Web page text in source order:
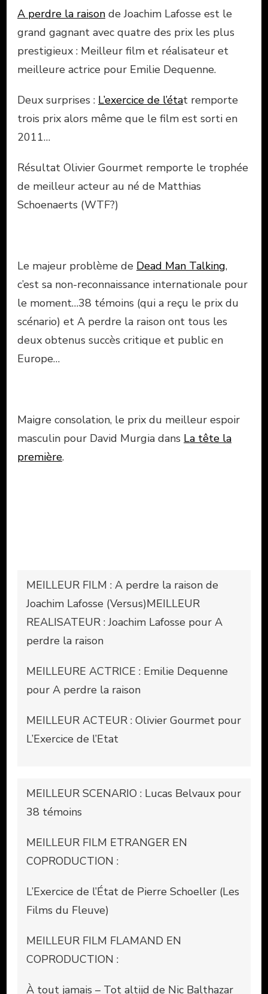
A perdre la raison de Joachim Lafosse est le
grand gagnant avec quatre des prix les plus
prestigieux : Meilleur film et réalisateur et
meilleure actrice pour Emilie Dequenne.
Deux surprises : L’exercice de l’état remporte
trois prix alors même que le film est sorti en
2011…
Résultat Olivier Gourmet remporte le trophée
de meilleur acteur au né de Matthias
Schoenaerts (WTF?)
Le majeur problème de Dead Man Talking,
c’est sa non-reconnaissance internationale pour
le moment…38 témoins (qui a reçu le prix du
scénario) et A perdre la raison ont tous les
deux obtenus succès critique et public en
Europe…
Maigre consolation, le prix du meilleur espoir
masculin pour David Murgia dans La tête la
première.
MEILLEUR FILM : A perdre la raison de
Joachim Lafosse (Versus)MEILLEUR
REALISATEUR : Joachim Lafosse pour A
perdre la raison
MEILLEURE ACTRICE : Emilie Dequenne
pour A perdre la raison
MEILLEUR ACTEUR : Olivier Gourmet pour
L’Exercice de l’Etat
MEILLEUR SCENARIO : Lucas Belvaux pour
38 témoins
MEILLEUR FILM ETRANGER EN
COPRODUCTION :
L’Exercice de l’État de Pierre Schoeller (Les
Films du Fleuve)
MEILLEUR FILM FLAMAND EN
COPRODUCTION :
À tout jamais – Tot altijd de Nic Balthazar